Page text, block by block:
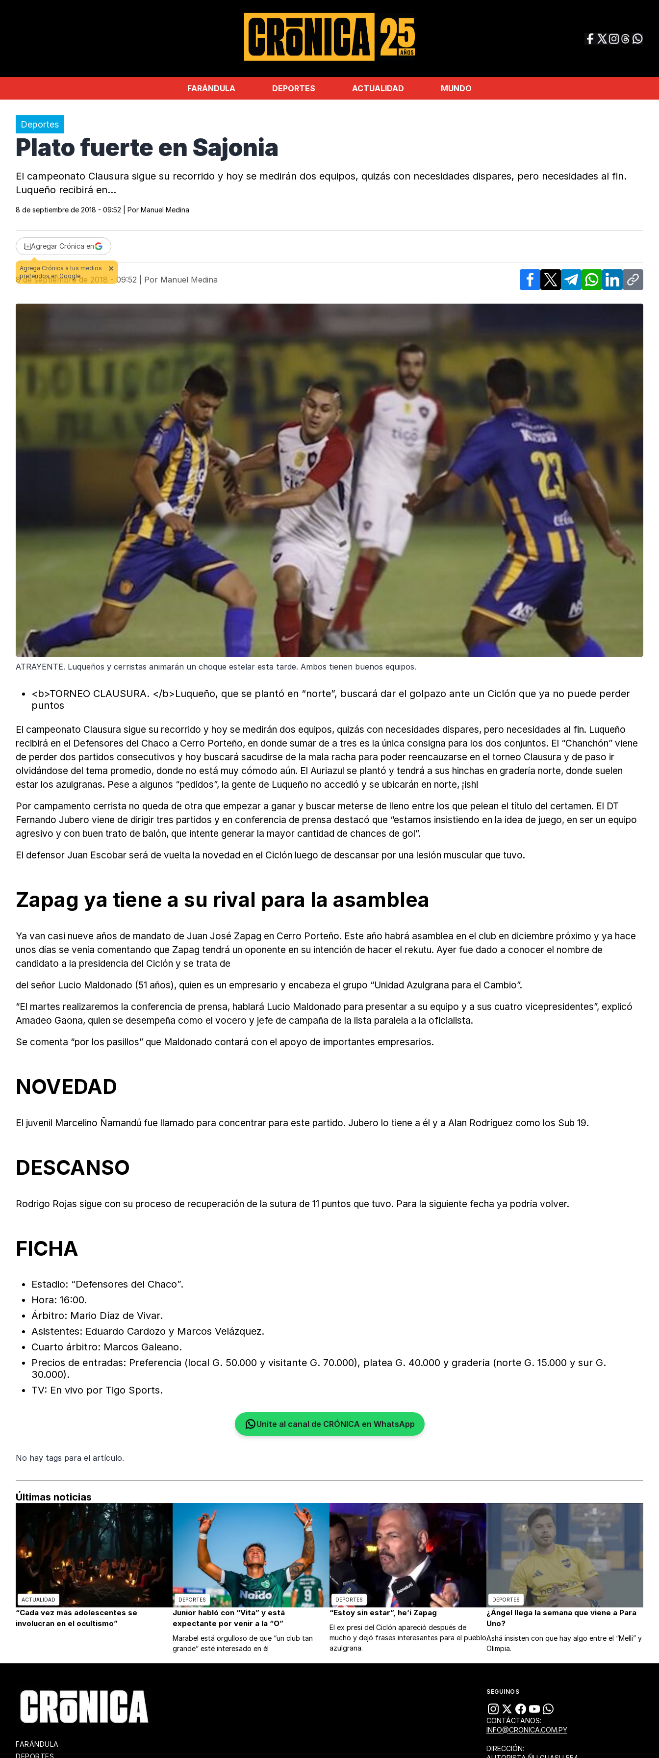
FARÁNDULA DEPORTES ACTUALIDAD MUNDO
Deportes
Plato fuerte en Sajonia
El campeonato Clausura sigue su recorrido y hoy se medirán dos equipos, quizás con necesidades dispares, pero necesidades al fin.
Luqueño recibirá en…
8 de septiembre de 2018 - 09:52 | Por Manuel Medina
Agregar Crónica en
8 de septiembre de 2018 - 09:52 | Por Manuel Medina
Facebook
X TelegramWhatsApp
LinkedInCopy
ATRAYENTE. Luqueños y cerristas animarán un choque estelar esta tarde. Ambos tienen buenos equipos.
<b>TORNEO CLAUSURA. </b>Luqueño, que se plantó en “norte”, buscará dar el golpazo ante un Ciclón que ya no puede perder
puntos
El campeonato Clausura sigue su recorrido y hoy se medirán dos equipos, quizás con necesidades dispares, pero necesidades al fin. Luqueño
recibirá en el Defensores del Chaco a Cerro Porteño, en donde sumar de a tres es la única consigna para los dos conjuntos. El “Chanchón” viene
de perder dos partidos consecutivos y hoy buscará sacudirse de la mala racha para poder reencauzarse en el torneo Clausura y de paso ir
olvidándose del tema promedio, donde no está muy cómodo aún. El Auriazul se plantó y tendrá a sus hinchas en gradería norte, donde suelen
estar los azulgranas. Pese a algunos “pedidos”, la gente de Luqueño no accedió y se ubicarán en norte, ¡ish!
Por campamento cerrista no queda de otra que empezar a ganar y buscar meterse de lleno entre los que pelean el título del certamen. El DT
Fernando Jubero viene de dirigir tres partidos y en conferencia de prensa destacó que “estamos insistiendo en la idea de juego, en ser un equipo
agresivo y con buen trato de balón, que intente generar la mayor cantidad de chances de gol”.
El defensor Juan Escobar será de vuelta la novedad en el Ciclón luego de descansar por una lesión muscular que tuvo.
Zapag ya tiene a su rival para la asamblea
Ya van casi nueve años de mandato de Juan José Zapag en Cerro Porteño. Este año habrá asamblea en el club en diciembre próximo y ya hace
unos días se venía comentando que Zapag tendrá un oponente en su intención de hacer el rekutu. Ayer fue dado a conocer el nombre de
candidato a la presidencia del Ciclón y se trata de
del señor Lucio Maldonado (51 años), quien es un empresario y encabeza el grupo “Unidad Azulgrana para el Cambio”.
“El martes realizaremos la conferencia de prensa, hablará Lucio Maldonado para presentar a su equipo y a sus cuatro vicepresidentes”, explicó
Amadeo Gaona, quien se desempeña como el vocero y jefe de campaña de la lista paralela a la oficialista.
Se comenta “por los pasillos” que Maldonado contará con el apoyo de importantes empresarios.
NOVEDAD
El juvenil Marcelino Ñamandú fue llamado para concentrar para este partido. Jubero lo tiene a él y a Alan Rodríguez como los Sub 19.
DESCANSO
Rodrigo Rojas sigue con su proceso de recuperación de la sutura de 11 puntos que tuvo. Para la siguiente fecha ya podría volver.
FICHA
Estadio: “Defensores del Chaco”.
Hora: 16:00.
Árbitro: Mario Díaz de Vivar.
Asistentes: Eduardo Cardozo y Marcos Velázquez.
Cuarto árbitro: Marcos Galeano.
Precios de entradas: Preferencia (local G. 50.000 y visitante G. 70.000), platea G. 40.000 y gradería (norte G. 15.000 y sur G.
30.000).
TV: En vivo por Tigo Sports.
Unite al canal de CRÓNICA en WhatsApp
No hay tags para el artículo.
Últimas noticias
ACTUALIDAD
“Cada vez más adolescentes se
involucran en el ocultismo”
DEPORTES
Junior habló con “Vita” y está
expectante por venir a la “O”
Marabel está orgulloso de que “un club tan
grande” esté interesado en él
DEPORTES
“Estoy sin estar”, he’i Zapag
El ex presi del Ciclón apareció después de
mucho y dejó frases interesantes para el pueblo
azulgrana.
DEPORTES
¿Ángel llega la semana que viene a Para
Uno?
Ashá insisten con que hay algo entre el “Melli” y
Olimpia.
FARÁNDULA
SEGUINOS
CONTÁCTANOS:
INFO@CRONICA.COM.PY
DIRECCIÓN: